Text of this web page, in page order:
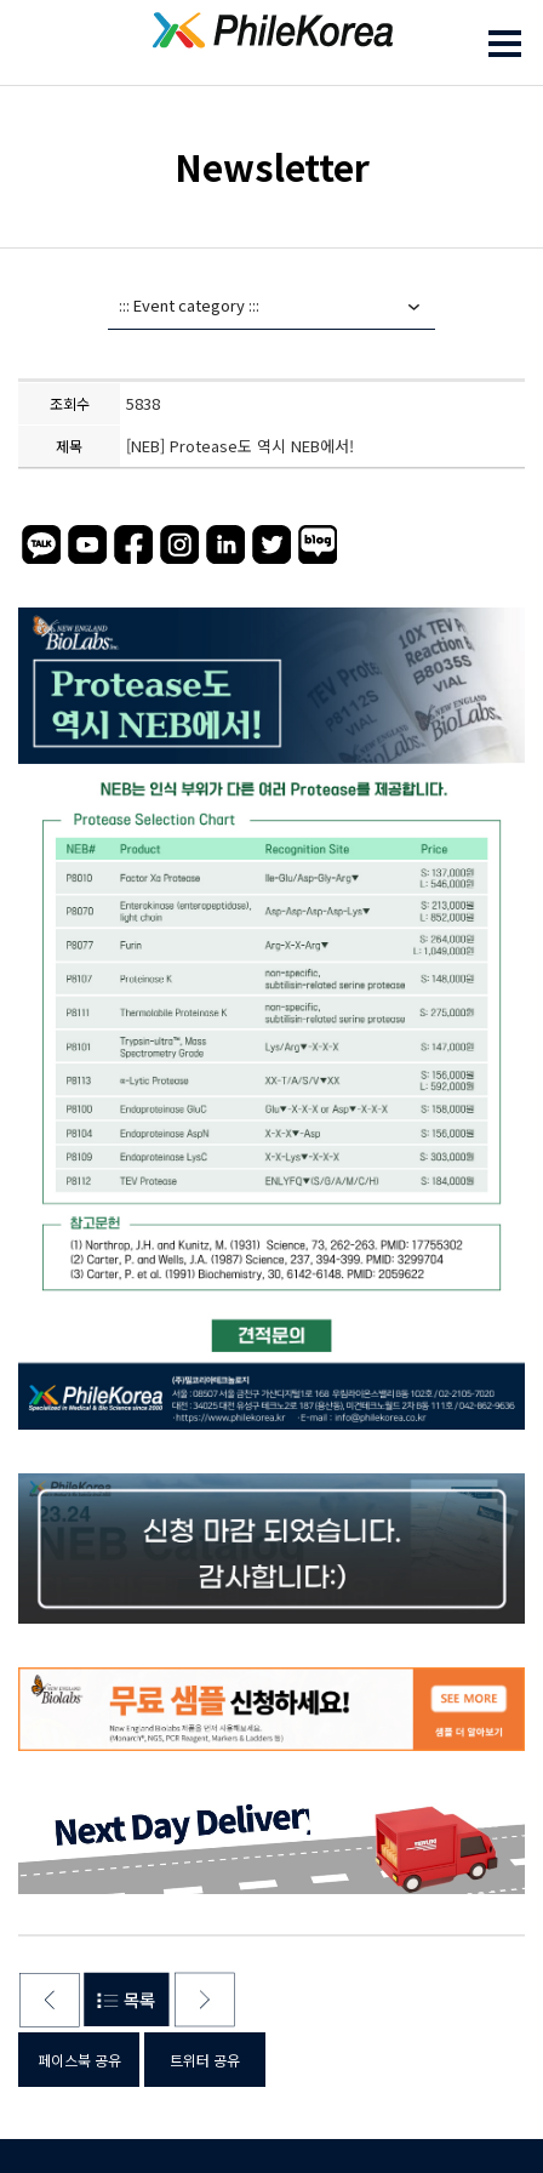
Newsletter
조회수 5838
제목 [NEB] Protease도 역시 NEB에서!
페이스북 공유 트위터 공유